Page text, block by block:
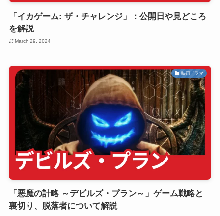
「イカゲーム: ザ・チャレンジ」：公開日や見どころ
を解説
March 29, 2024
映画ドラマ
「悪魔の計略 ～デビルズ・プラン～」ゲーム戦略と
裏切り、脱落者について解説